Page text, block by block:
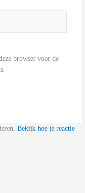
browser voor de
Bekijk hoe je reactie